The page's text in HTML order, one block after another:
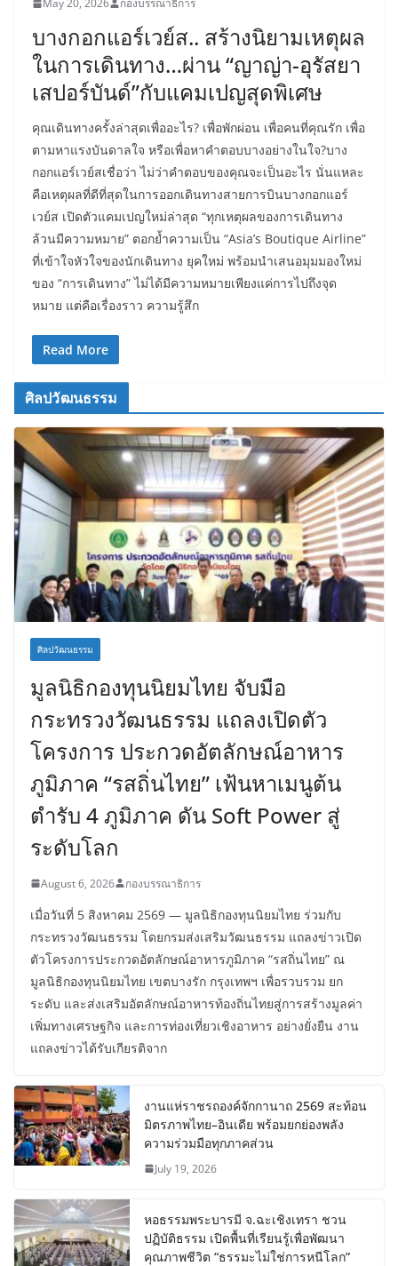
May 20, 2026 กองบรรณาธิการ
บางกอกแอร์เวย์ส.. สร้างนิยามเหตุผล
ในการเดินทาง…ผ่าน “ญาญ่า-อุรัสยา
เสปอร์บันด์”กับแคมเปญสุดพิเศษ
คุณเดินทางครั้งล่าสุดเพื่ออะไร? เพื่อพักผ่อน เพื่อคนที่คุณรัก เพื่อ
ตามหาแรงบันดาลใจ หรือเพื่อหาคำตอบบางอย่างในใจ?บาง
กอกแอร์เวย์สเชื่อว่า ไม่ว่าคำตอบของคุณจะเป็นอะไร นั่นแหละ
คือเหตุผลที่ดีที่สุดในการออกเดินทางสายการบินบางกอกแอร์
เวย์ส เปิดตัวแคมเปญใหม่ล่าสุด “ทุกเหตุผลของการเดินทาง
ล้วนมีความหมาย” ตอกย้ำความเป็น “Asia’s Boutique Airline”
ที่เข้าใจหัวใจของนักเดินทาง ยุคใหม่ พร้อมนำเสนอมุมมองใหม่
ของ “การเดินทาง” ไม่ได้มีความหมายเพียงแค่การไปถึงจุด
หมาย แต่คือเรื่องราว ความรู้สึก
Read More
ศิลปวัฒนธรรม
ศิลปวัฒนธรรม
มูลนิธิกองทุนนิยมไทย จับมือ
กระทรวงวัฒนธรรม แถลงเปิดตัว
โครงการ ประกวดอัตลักษณ์อาหาร
ภูมิภาค “รสถิ่นไทย” เฟ้นหาเมนูต้น
ตำรับ 4 ภูมิภาค ดัน Soft Power สู่
ระดับโลก
August 6, 2026 กองบรรณาธิการ
เมื่อวันที่ 5 สิงหาคม 2569 — มูลนิธิกองทุนนิยมไทย ร่วมกับ
กระทรวงวัฒนธรรม โดยกรมส่งเสริมวัฒนธรรม แถลงข่าวเปิด
ตัวโครงการประกวดอัตลักษณ์อาหารภูมิภาค “รสถิ่นไทย” ณ
มูลนิธิกองทุนนิยมไทย เขตบางรัก กรุงเทพฯ เพื่อรวบรวม ยก
ระดับ และส่งเสริมอัตลักษณ์อาหารท้องถิ่นไทยสู่การสร้างมูลค่า
เพิ่มทางเศรษฐกิจ และการท่องเที่ยวเชิงอาหาร อย่างยั่งยืน งาน
แถลงข่าวได้รับเกียรติจาก
งานแห่ราชรถองค์จักกานาถ 2569 สะท้อน
มิตรภาพไทย–อินเดีย พร้อมยกย่องพลัง
ความร่วมมือทุกภาคส่วน
July 19, 2026
หอธรรมพระบารมี จ.ฉะเชิงเทรา ชวน
ปฏิบัติธรรม เปิดพื้นที่เรียนรู้เพื่อพัฒนา
คุณภาพชีวิต “ธรรมะไม่ใช่การหนีโลก”